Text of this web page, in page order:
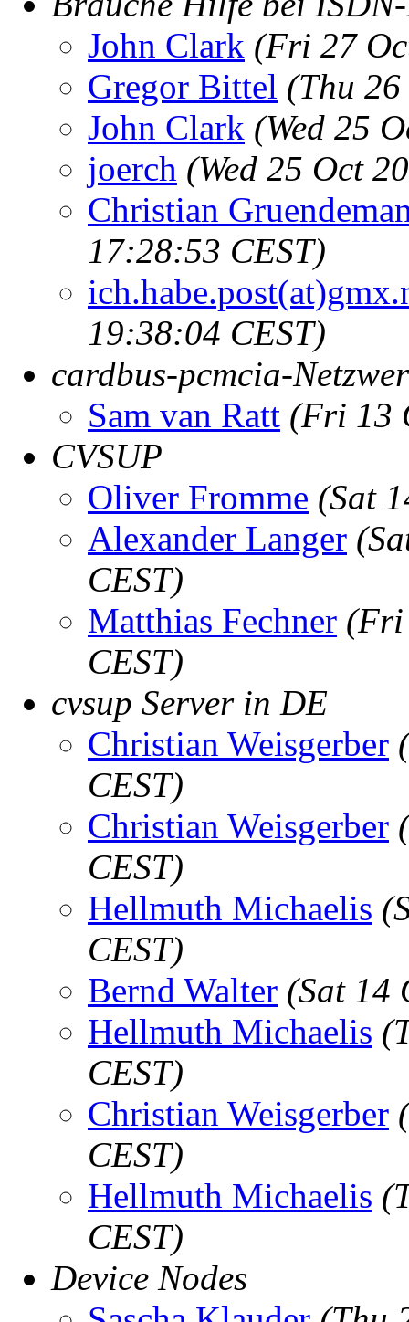
John Clark (Fri 27
Gregor Bittel (Thu
John Clark (Wed 25
joerch (Wed 25 Oct
Christian
17:28:53 CEST)
19:38:04 CEST)
cardbus-pcmcia-
Sam van Ratt (Fri 13
CVSUP
Oliver Fromme (Sat
Alexander Langer
CEST)
Matthias Fechner (Fri
CEST)
cvsup Server in DE
Christian Weisgerber
CEST)
Christian Weisgerber
CEST)
Hellmuth Michaelis
CEST)
Bernd Walter (Sat 14
Hellmuth Michaelis
CEST)
Christian Weisgerber
CEST)
Hellmuth Michaelis
CEST)
Device Nodes